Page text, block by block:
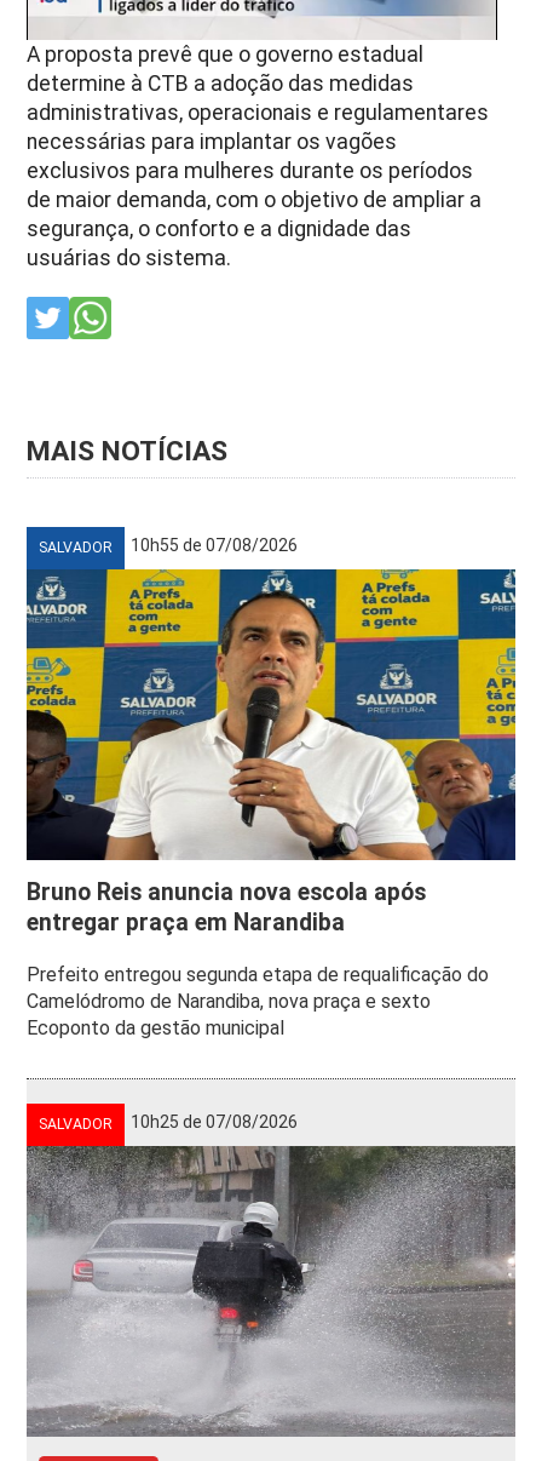
A proposta prevê que o governo estadual
determine à CTB a adoção das medidas
administrativas, operacionais e regulamentares
necessárias para implantar os vagões
exclusivos para mulheres durante os períodos
de maior demanda, com o objetivo de ampliar a
segurança, o conforto e a dignidade das
usuárias do sistema.
MAIS NOTÍCIAS
SALVADOR 10h55 de 07/08/2026
Bruno Reis anuncia nova escola após
entregar praça em Narandiba
Prefeito entregou segunda etapa de requalificação do
Camelódromo de Narandiba, nova praça e sexto
Ecoponto da gestão municipal
SALVADOR 10h25 de 07/08/2026